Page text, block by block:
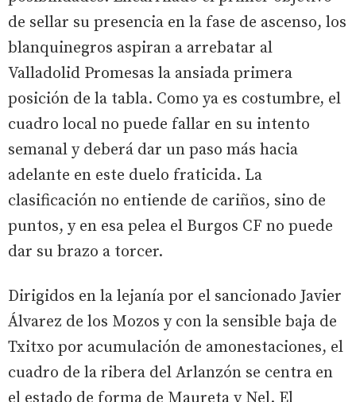
de sellar su presencia en la fase de ascenso, los
blanquinegros aspiran a arrebatar al
Valladolid Promesas la ansiada primera
posición de la tabla. Como ya es costumbre, el
cuadro local no puede fallar en su intento
semanal y deberá dar un paso más hacia
adelante en este duelo fraticida. La
clasificación no entiende de cariños, sino de
puntos, y en esa pelea el Burgos CF no puede
dar su brazo a torcer.
Dirigidos en la lejanía por el sancionado Javier
Álvarez de los Mozos y con la sensible baja de
Txitxo por acumulación de amonestaciones, el
cuadro de la ribera del Arlanzón se centra en